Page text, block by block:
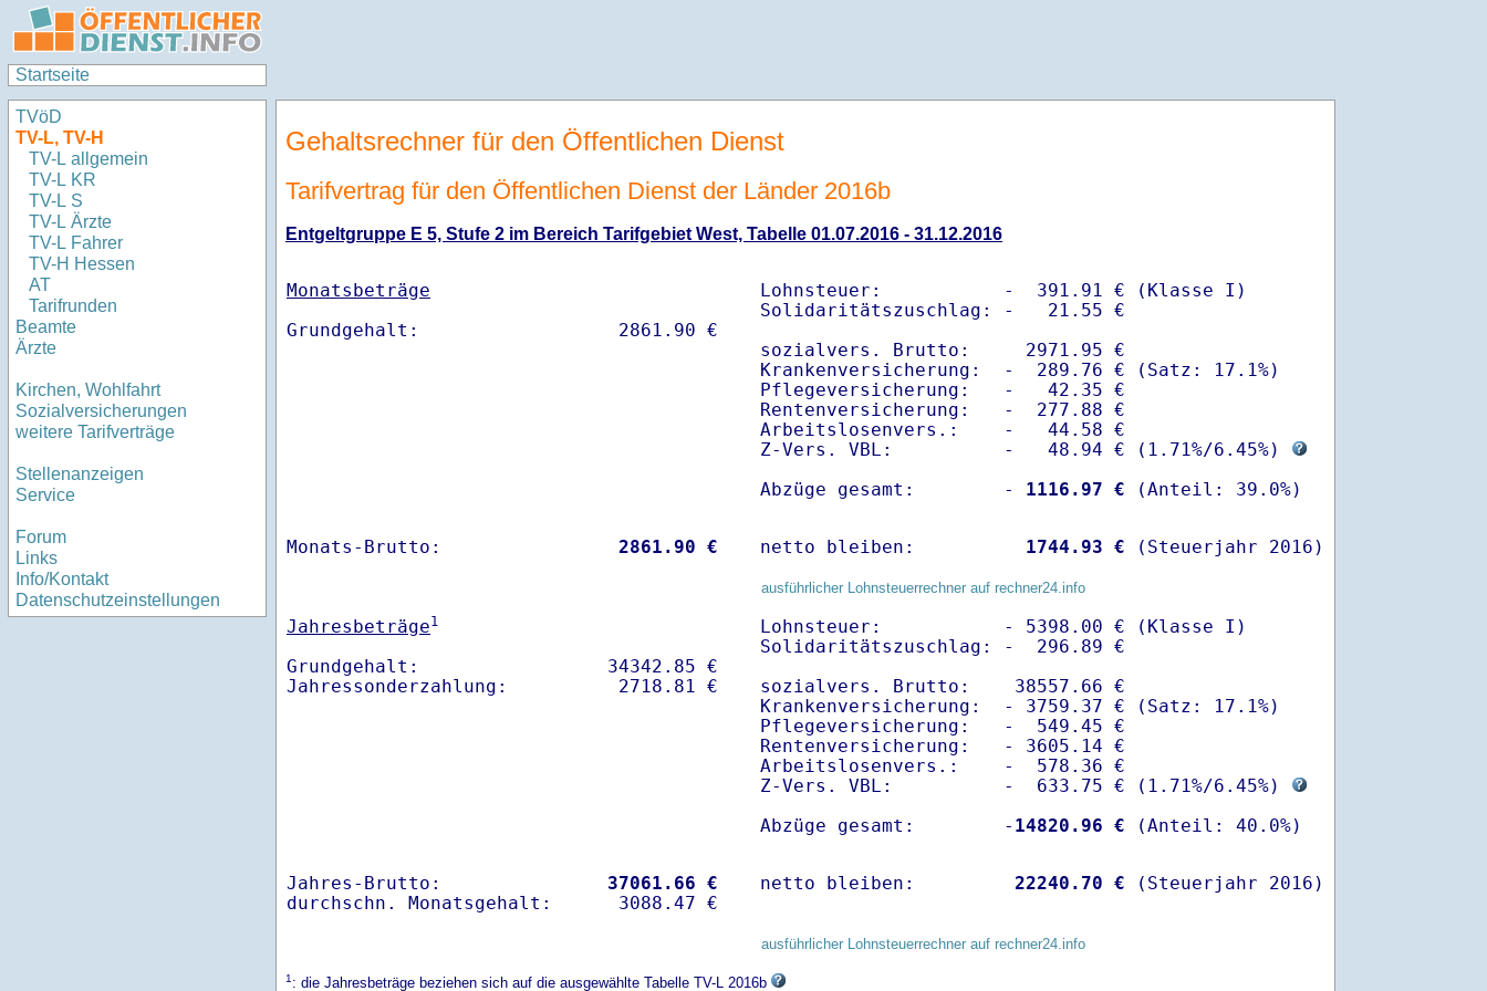
Startseite
TVöD
TV-L, TV-H
TV-L allgemein
TV-L KR
TV-L S
TV-L Ärzte
TV-L Fahrer
TV-H Hessen
AT
Tarifrunden
Beamte
Ärzte
Kirchen, Wohlfahrt
Sozialversicherungen
weitere Tarifverträge
Stellenanzeigen
Service
Forum
Links
Info/Kontakt
Datenschutzeinstellungen
Gehaltsrechner für den Öffentlichen Dienst
Tarifvertrag für den Öffentlichen Dienst der Länder 2016b
Entgeltgruppe E 5, Stufe 2 im Bereich Tarifgebiet West, Tabelle 01.07.2016 - 31.12.2016
Monatsbeträge
Lohnsteuer:           -  391.91 € (Klasse I)
Solidaritätszuschlag: -   21.55 €
sozialvers. Brutto:     2971.95 €
Krankenversicherung:  -  289.76 € (Satz: 17.1%)
Pflegeversicherung:   -   42.35 €
Rentenversicherung:   -  277.88 €
Arbeitslosenvers.:    -   44.58 €
Z-Vers. VBL:          -   48.94 € ( 1.71%/6.45%)
Abzüge gesamt:        -
1116.97 €
Monats-Brutto: 2861.90 € netto bleiben: 1744.93 € (Steuerjahr 2016)
ausführlicher Lohnsteuerrechner auf rechner24.info
Jahresbeträge1
Grundgehalt:                 34342.85 €
Lohnsteuer:           - 5398.00 € (Klasse I)
Solidaritätszuschlag: -  296.89 €
sozialvers. Brutto:    38557.66 €
Krankenversicherung:  - 3759.37 € (Satz: 17.1%)
Pflegeversicherung:   -  549.45 €
Rentenversicherung:   - 3605.14 €
Arbeitslosenvers.:    -  578.36 €
Z-Vers. VBL:          -  633.75 € ( 1.71%/6.45%)
Abzüge gesamt:        - 14820.96 €
Jahres-Brutto: 37061.66 €
netto bleiben: 22240.70 € (Steuerjahr 2016)
ausführlicher Lohnsteuerrechner auf rechner24.info
1: die Jahresbeträge beziehen sich auf die ausgewählte Tabelle TV-L 2016b